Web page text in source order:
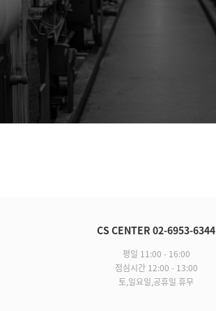
CS CENTER 02-6953-6344
평일 11:00 - 16:00
점심시간 12:00 - 13:00
토,일요일,공휴일 휴무